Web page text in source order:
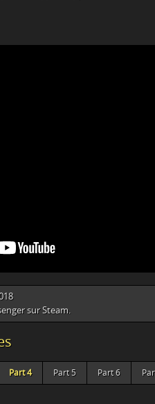
sur Steam.
Part 4 Part 5 Part 6